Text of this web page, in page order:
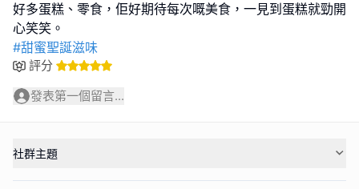
好多蛋糕、零食，佢好期待每次嘅美食，一見到蛋糕就勁開
#甜蜜聖誕滋味
評分
發表第一個留言...
社群主題